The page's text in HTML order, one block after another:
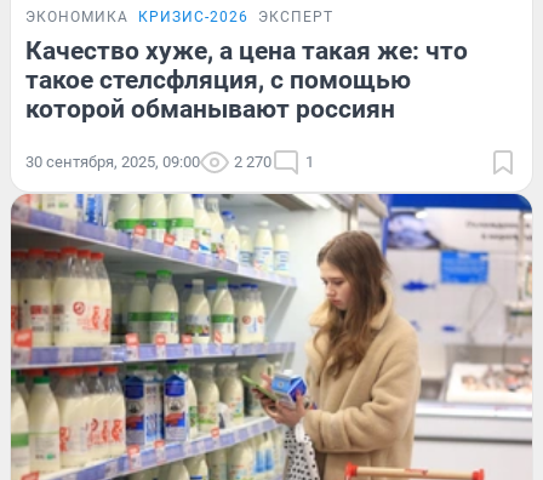
ЭКОНОМИКА КРИЗИС-2026 ЭКСПЕРТ
Качество хуже, а цена такая же: что
такое стелсфляция, с помощью
которой обманывают россиян
30 сентября, 2025, 09:00 2 270 1